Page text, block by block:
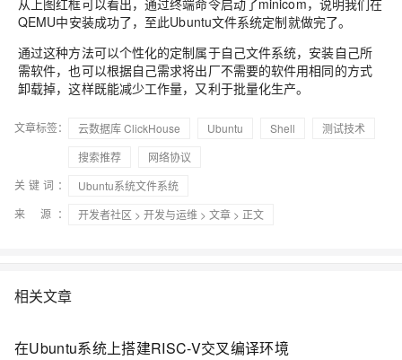
从上图红框可以看出，通过终端命令启动了minicom，说明我们在
QEMU中安装成功了，至此Ubuntu文件系统定制就做完了。
通过这种方法可以个性化的定制属于自己文件系统，安装自己所
需软件，也可以根据自己需求将出厂不需要的软件用相同的方式
卸载掉，这样既能减少工作量，又利于批量化生产。
文章标签： 云数据库 ClickHouse Ubuntu Shell
测试技术
搜索推荐
网络协议
关键词：
Ubuntu系统文件系统
来 源：
开发者社区 > 开发与运维 > 文章 > 正文
相关文章
在Ubuntu系统上搭建RISC-V交叉编译环境